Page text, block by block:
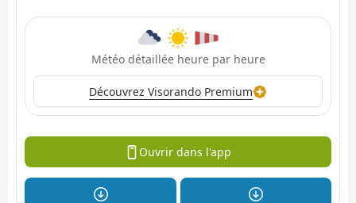
Météo détaillée heure par heure
Découvrez Visorando Premium
Ouvrir dans l'app